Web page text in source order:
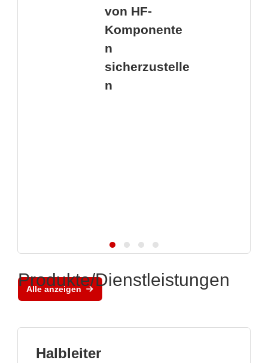
von HF-
Komponente
n
sicherzustelle
n
Alle anzeigen
Produkte/Dienstleistungen
Halbleiter